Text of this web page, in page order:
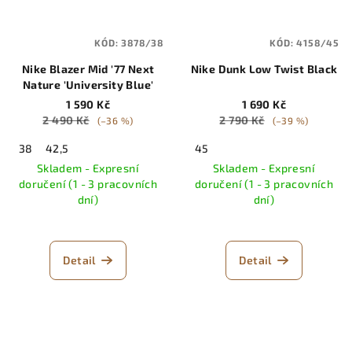
Nike Blazer Mid '77 Next
Nature 'University Blue'
1 590 Kč
2 490 Kč
(–36 %)
38
42,5
Skladem - Expresní
doručení (1 - 3 pracovních
dní)
Detail
KÓD:3878/38
Nike Dunk Low Twist Black
1 690 Kč
2 790 Kč
(–39 %)
45
Skladem - Expresní
doručení (1 - 3 pracovních
dní)
Detail
KÓD:4158/45